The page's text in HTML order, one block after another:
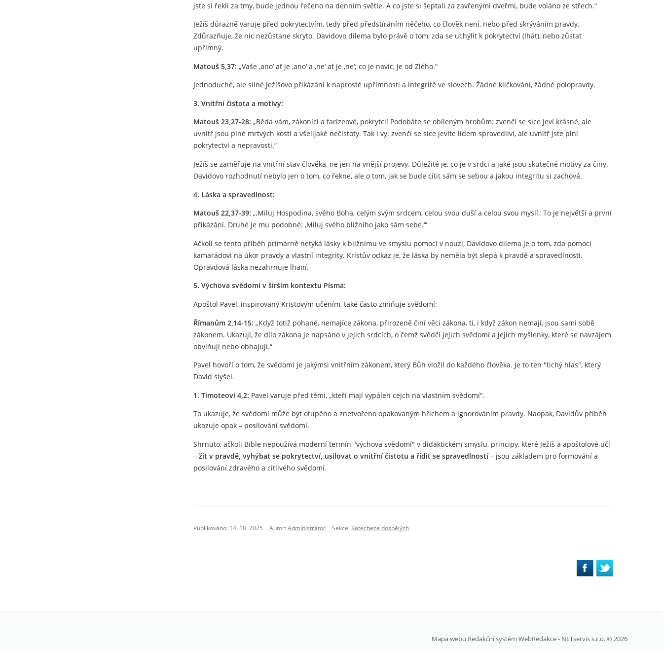
jste si řekli za tmy, bude jednou řečeno na denním světle. A co jste si šeptali za zavřenými dveřmi, bude voláno ze střech.“
Ježíš důrazně varuje před pokrytectvím, tedy před předstíráním něčeho, co člověk není, nebo před skrýváním pravdy.
Zdůrazňuje, že nic nezůstane skryto. Davidovo dilema bylo právě o tom, zda se uchýlit k pokrytectví (lhát), nebo zůstat
upřímný.
Matouš 5,37: „Vaše ‚ano‘ ať je ‚ano‘ a ‚ne‘ ať je ‚ne‘; co je navíc, je od Zlého.“
Jednoduché, ale silné Ježíšovo přikázání k naprosté upřímnosti a integritě ve slovech. Žádné kličkování, žádné polopravdy.
3. Vnitřní čistota a motivy:
Matouš 23,27-28: „Běda vám, zákoníci a farizeové, pokrytci! Podobáte se obíleným hrobům: zvenčí se sice jeví krásné, ale
uvnitř jsou plné mrtvých kostí a všelijaké nečistoty. Tak i vy: zvenčí se sice jevíte lidem spravedliví, ale uvnitř jste plní
pokrytectví a nepravosti.“
Ježíš se zaměřuje na vnitřní stav člověka, ne jen na vnější projevy. Důležité je, co je v srdci a jaké jsou skutečné motivy za činy.
Davidovo rozhodnutí nebylo jen o tom, co řekne, ale o tom, jak se bude cítit sám se sebou a jakou integritu si zachová.
4. Láska a spravedlnost:
Matouš 22,37-39: „‚Miluj Hospodina, svého Boha, celým svým srdcem, celou svou duší a celou svou myslí.‘ To je největší a první
přikázání. Druhé je mu podobné: ‚Miluj svého bližního jako sám sebe.‘“
Ačkoli se tento příběh primárně netýká lásky k bližnímu ve smyslu pomoci v nouzi, Davidovo dilema je o tom, zda pomoci
kamarádovi na úkor pravdy a vlastní integrity. Kristův odkaz je, že láska by neměla být slepá k pravdě a spravedlnosti.
Opravdová láska nezahrnuje lhaní.
5. Výchova svědomí v širším kontextu Písma:
Apoštol Pavel, inspirovaný Kristovým učením, také často zmiňuje svědomí:
Římanům 2,14-15: „Když totiž pohané, nemajíce zákona, přirozeně činí věci zákona, ti, i když zákon nemají, jsou sami sobě
zákonem. Ukazují, že dílo zákona je napsáno v jejich srdcích, o čemž svědčí jejich svědomí a jejich myšlenky, které se navzájem
obviňují nebo obhajují.“
Pavel hovoří o tom, že svědomí je jakýmsi vnitřním zákonem, který Bůh vložil do každého člověka. Je to ten "tichý hlas", který
David slyšel.
1. Timoteovi 4,2: Pavel varuje před těmi, „kteří mají vypálen cejch na vlastním svědomí“.
To ukazuje, že svědomí může být otupěno a znetvořeno opakovaným hříchem a ignorováním pravdy. Naopak, Davidův příběh
ukazuje opak – posilování svědomí.
Shrnuto, ačkoli Bible nepoužívá moderní termín "výchova svědomí" v didaktickém smyslu, principy, které Ježíš a apoštolové učí
– žít v pravdě, vyhýbat se pokrytectví, usilovat o vnitřní čistotu a řídit se spravedlností– jsou základem pro formování a
posilování zdravého a citlivého svědomí.
Publikováno: 14. 10. 2025 Autor:Administrátor Sekce: Katecheze dospělých
Mapa webu Redakční systém WebRedakce- NETservis s.r.o.© 2026